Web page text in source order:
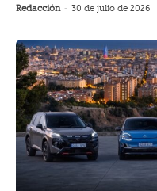
Redacción - 30 de julio de 2026